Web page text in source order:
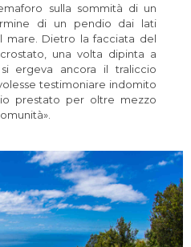
sulla sommità di un
di un pendio dai lati
mare. Dietro la facciata del
una volta dipinta a
ergeva ancora il traliccio
testimoniare indomito
prestato per oltre mezzo